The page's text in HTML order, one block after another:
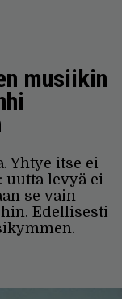
musiikin
Yhtye itse ei
uutta levyä ei
se vain
Edellisesti